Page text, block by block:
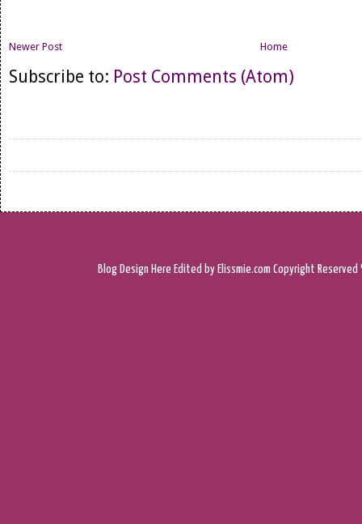
Newer Post Home
Subscribe to: Post Comments (Atom)
Blog Design Here Edited by Elissmie.com Copyright Reserved